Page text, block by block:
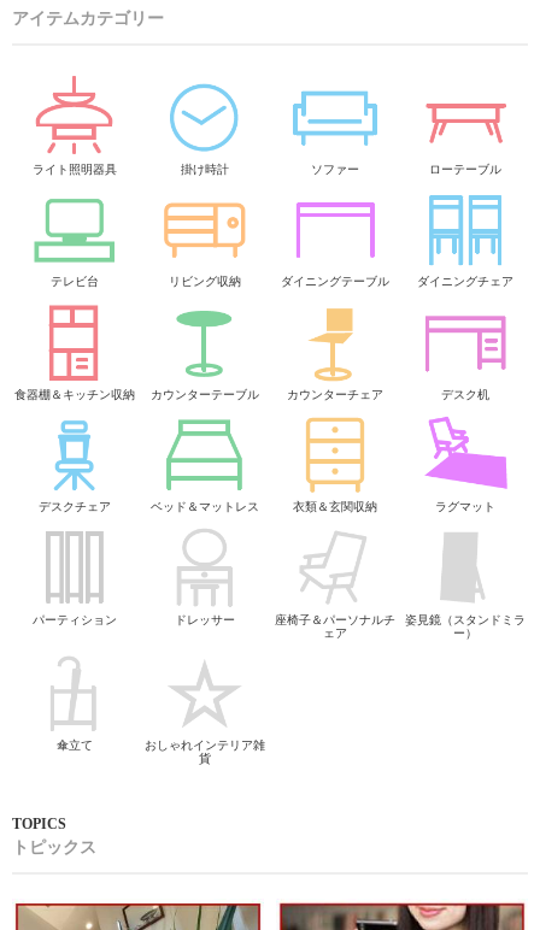
アイテムカテゴリー
ライト照明器具 掛け時計 ソファー ローテーブル
テレビ台 リビング収納 ダイニングテーブル ダイニングチェア
食器棚＆キッチン収納 カウンターテーブル カウンターチェア デスク机
デスクチェア ベッド＆マットレス 衣類＆玄関収納 ラグマット
パーティション ドレッサー
座椅子＆パーソナルチ
ェア
姿見鏡（スタンドミラ
ー）
傘立て
おしゃれインテリア雑
貨
トピックス